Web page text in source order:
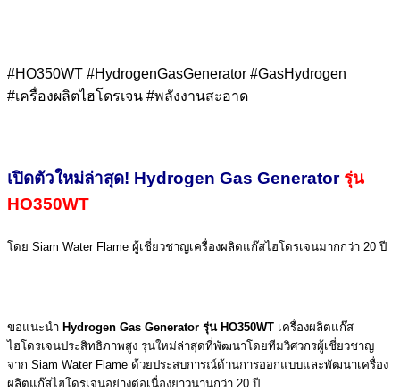
#HO350WT #HydrogenGasGenerator #GasHydrogen
#เครื่องผลิตไฮโดรเจน #พลังงานสะอาด
เปิดตัวใหม่ล่าสุด! Hydrogen Gas Generator รุ่น
HO350WT
โดย Siam Water Flame ผู้เชี่ยวชาญเครื่องผลิตแก๊สไฮโดรเจนมากกว่า 20 ปี
ขอแนะนำ Hydrogen Gas Generator รุ่น HO350WT เครื่องผลิตแก๊ส
ไฮโดรเจนประสิทธิภาพสูง รุ่นใหม่ล่าสุดที่พัฒนาโดยทีมวิศวกรผู้เชี่ยวชาญ
จาก Siam Water Flame ด้วยประสบการณ์ด้านการออกแบบและพัฒนาเครื่อง
ผลิตแก๊สไฮโดรเจนอย่างต่อเนื่องยาวนานกว่า 20 ปี